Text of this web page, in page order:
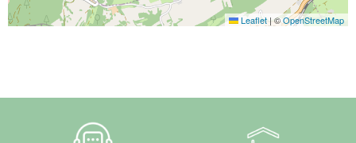
Leaflet|©OpenStreetMap